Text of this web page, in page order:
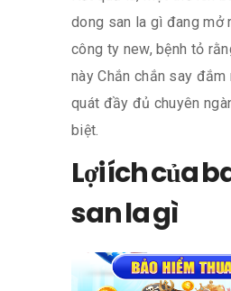
dong san la gì đang mở
công ty new, bệnh tỏ
này Chắn chắn say
quát đầy đủ chuyên
biệt.
Lợi ích của
san la gì